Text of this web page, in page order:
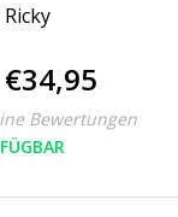
Ricky
€34,95
Bewertungen